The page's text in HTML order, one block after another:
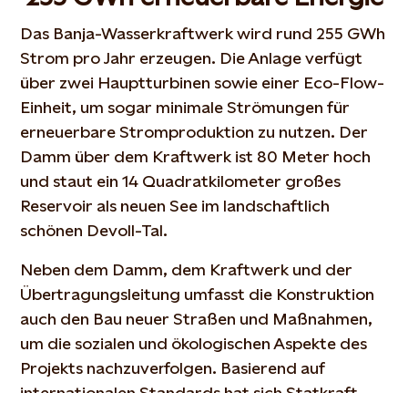
Das Banja-Wasserkraftwerk wird rund 255 GWh
Strom pro Jahr erzeugen. Die Anlage verfügt
über zwei Hauptturbinen sowie einer Eco-Flow-
Einheit, um sogar minimale Strömungen für
erneuerbare Stromproduktion zu nutzen. Der
Damm über dem Kraftwerk ist 80 Meter hoch
und staut ein 14 Quadratkilometer großes
Reservoir als neuen See im landschaftlich
schönen Devoll-Tal.
Neben dem Damm, dem Kraftwerk und der
Übertragungsleitung umfasst die Konstruktion
auch den Bau neuer Straßen und Maßnahmen,
um die sozialen und ökologischen Aspekte des
Projekts nachzuverfolgen. Basierend auf